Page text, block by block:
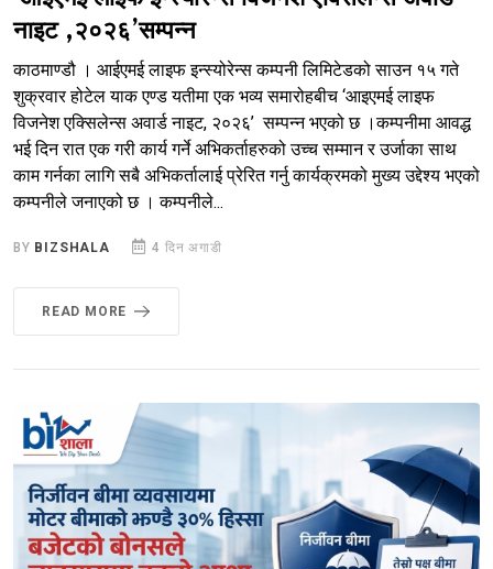
नाइट ,२०२६’सम्पन्न
काठमाण्डौ । आईएमई लाइफ इन्स्योरेन्स कम्पनी लिमिटेडको साउन १५ गते
शुक्रवार होटेल याक एण्ड यतीमा एक भव्य समारोहबीच ‘आइएमई लाइफ
विजनेश एक्सिलेन्स अवार्ड नाइट, २०२६’ सम्पन्न भएको छ ।कम्पनीमा आवद्ध
भई दिन रात एक गरी कार्य गर्ने अभिकर्ताहरुको उच्च सम्मान र उर्जाका साथ
काम गर्नका लागि सबै अभिकर्तालाई प्रेरित गर्नु कार्यक्रमको मुख्य उद्देश्य भएको
कम्पनीले जनाएको छ । कम्पनीले...
BY BIZSHALA 4 दिन अगाडी
READ MORE